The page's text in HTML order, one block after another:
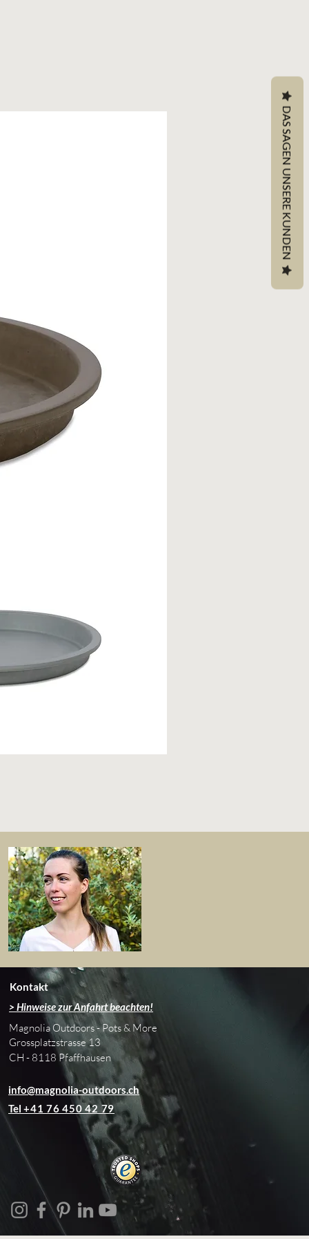
Kontakt
> Hinweise zur Anfahrt beachten!
Magnolia Outdoors - Pots & More
Grossplatzstrasse 13
CH - 8118 Pfaffhausen
info@magnolia-outdoors.ch
Tel +41 76 450 42 79
DAS SAGEN UNSERE KUNDEN